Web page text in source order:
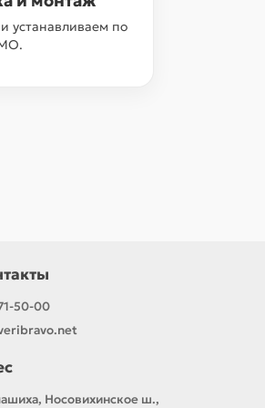
устанавливаем по
50-00
Носовихинское ш.,